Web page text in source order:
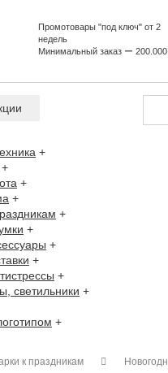
Промотовары "под ключ" от 2
недель
Минимальный заказ ー
+
+
+
+
+
+
+
+
+
светильники +
+
к праздникам